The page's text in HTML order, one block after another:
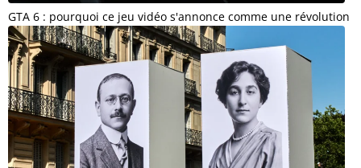
GTA 6 : pourquoi ce jeu vidéo s'annonce comme une révolution